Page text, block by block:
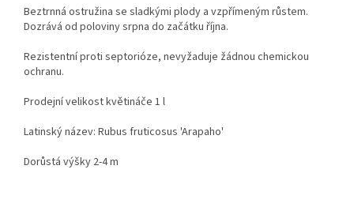
Beztrnná ostružina se sladkými plody a vzpřímeným růstem.
Dozrává od poloviny srpna do začátku října.
Rezistentní proti septorióze, nevyžaduje žádnou chemickou
ochranu.
Prodejní velikost květináče 1 l
Latinský název: Rubus fruticosus 'Arapaho'
Dorůstá výšky 2-4 m